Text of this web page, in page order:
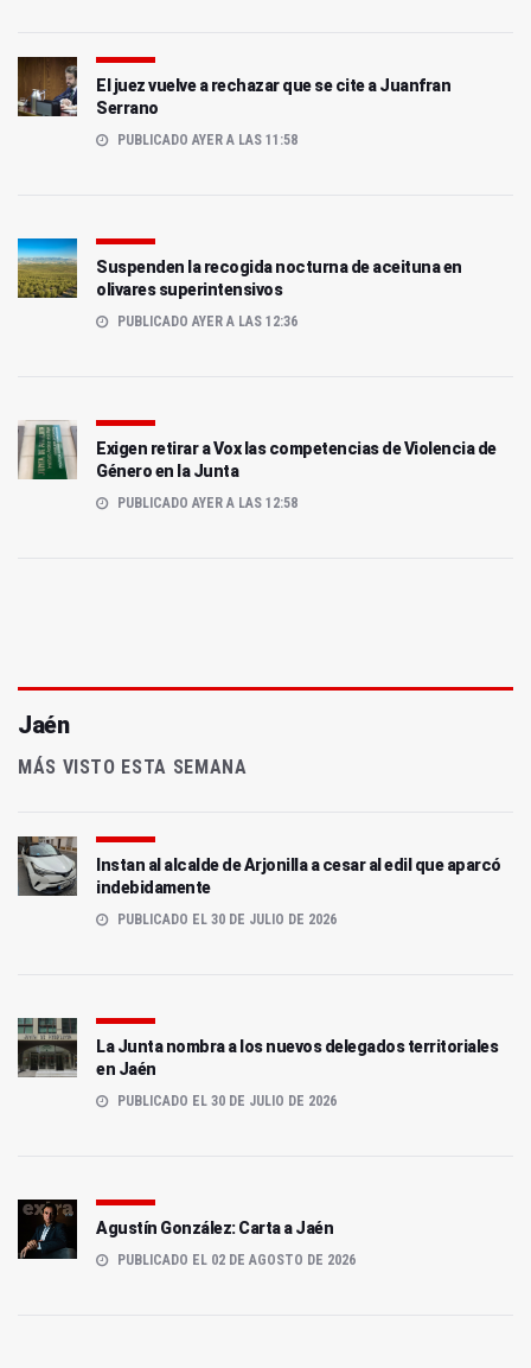
El juez vuelve a rechazar que se cite a Juanfran
Serrano
PUBLICADO AYER A LAS 11:58
Suspenden la recogida nocturna de aceituna en
olivares superintensivos
PUBLICADO AYER A LAS 12:36
Exigen retirar a Vox las competencias de Violencia de
Género en la Junta
PUBLICADO AYER A LAS 12:58
Jaén
MÁS VISTO ESTA SEMANA
Instan al alcalde de Arjonilla a cesar al edil que aparcó
indebidamente
PUBLICADO EL 30 DE JULIO DE 2026
La Junta nombra a los nuevos delegados territoriales
en Jaén
PUBLICADO EL 30 DE JULIO DE 2026
Agustín González: Carta a Jaén
PUBLICADO EL 02 DE AGOSTO DE 2026